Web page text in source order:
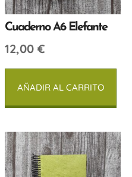
Cuaderno A6 Elefante
12,00 €
AÑADIR AL CARRITO